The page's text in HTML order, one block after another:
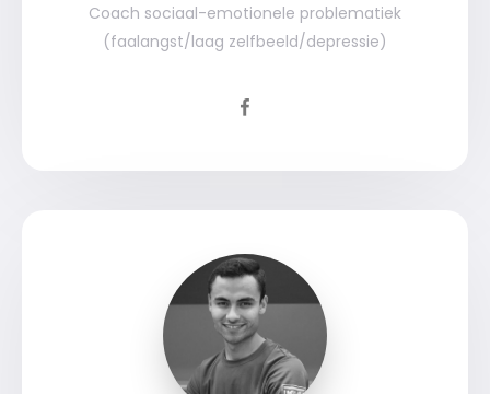
Coach sociaal-emotionele problematiek
(faalangst/laag zelfbeeld/depressie)